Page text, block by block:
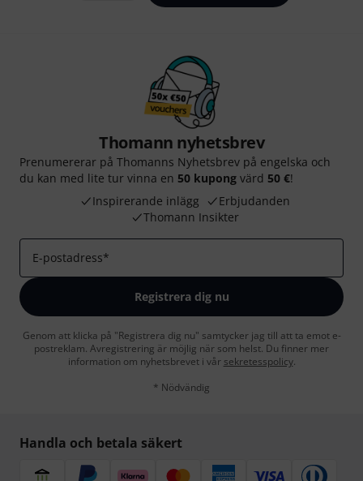
Thomann nyhetsbrev
Prenumererar på Thomanns Nyhetsbrev på engelska och
du kan med lite tur vinna en 50 kupong värd 50 €!
Inspirerande inlägg
Erbjudanden
Thomann Insikter
E-postadress*
Registrera dig nu
Genom att klicka på "Registrera dig nu" samtycker jag till att ta emot e-
postreklam. Avregistrering är möjlig när som helst. Du finner mer
information om nyhetsbrevet i vår sekretesspolicy.
* Nödvändig
Handla och betala säkert